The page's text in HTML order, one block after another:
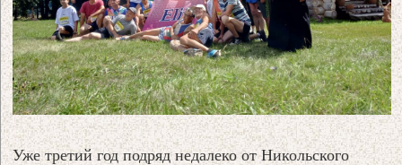
Уже третий год подряд недалеко от Никольского